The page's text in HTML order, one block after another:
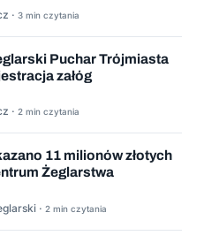
· 3 min czytania
Puchar Trójmiasta
załóg
· 2 min czytania
11 milionów złotych
Żeglarstwa
· 2 min czytania